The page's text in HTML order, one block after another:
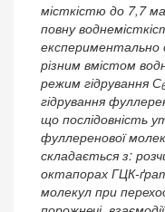
місткістю до 7,7
повну
експериментально
різним вмістом
режим гідрування С
гідрування
що послідовність
фуллеренової
складається з:
октапорах ГЦК-
молекул при